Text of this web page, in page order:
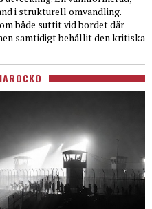
i strukturell omvandling.
både suttit vid bordet där
samtidigt behållit den kritiska